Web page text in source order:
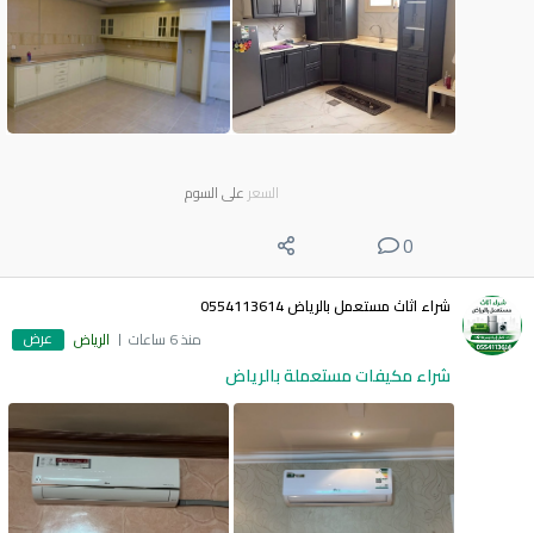
السعر على السوم
0
شراء اثاث مستعمل بالرياض 0554113614
منذ 6 ساعات
الرياض عرض
شراء مكيفات مستعملة بالرياض